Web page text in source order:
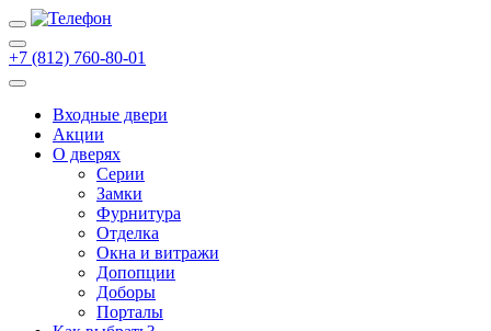
+7 (812) 760-80-01
Входные двери
Акции
О дверях
Cерии
Замки
Фурнитура
Отделка
Окна и витражи
Допопции
Доборы
Порталы